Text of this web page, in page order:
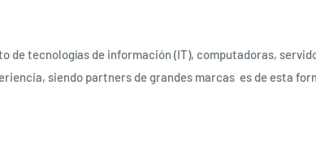
tecnologías de información (IT), computadoras,
siendo partners de grandes marcas es de esta